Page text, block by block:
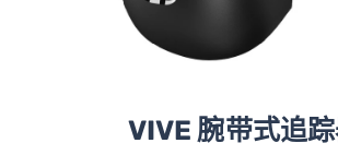
VIVE 腕带式追